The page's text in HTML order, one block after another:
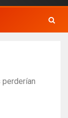
perderían